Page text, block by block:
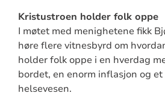
Kristustroen holder folk oppe
I møtet med menighetene fikk
høre flere vitnesbyrd om
holder folk oppe i en hverdag
bordet, en enorm inflasjon og
helsevesen.